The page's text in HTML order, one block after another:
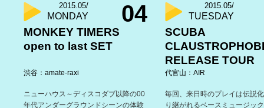
2015.05/
MONDAY 04
MONKEY TIMERS
open to last SET
渋谷：amate-raxi
ニューハウス～ディスコダブ以降の00
年代アンダーグラウンドシーンの体験
2015.05/
TUESDAY
SCUBA
RELEASE TOUR
代官山：AIR
毎回、来日時のプレイは伝説
り継がれるベースミュージッ